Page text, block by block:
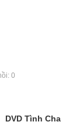
0
DVD Tình Cha